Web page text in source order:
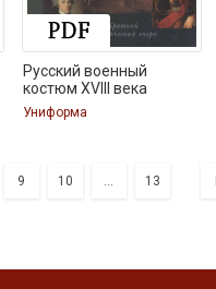
Русский военный
костюм XVIII века
Униформа
9 10 ... 13